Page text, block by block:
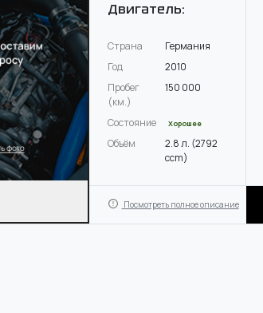
Двигатель:
Страна
Германия
Год
2010
Пробег
(км.)
150 000
Состояние Хорошее
Объём
2.8 л. (2792
ccm)
Посмотреть полное описание